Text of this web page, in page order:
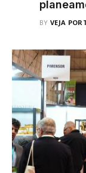
BY VEJA